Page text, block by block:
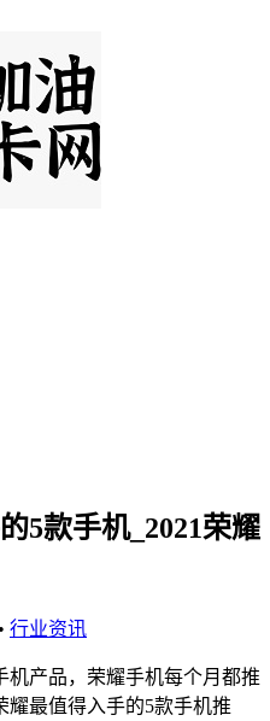
5款手机_2021荣耀
• 行业资讯
机产品，荣耀手机每个月都推
耀最值得入手的5款手机推